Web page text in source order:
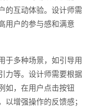
的互动体验。设计师需
用户的参与感和满意
于多种场景，如引导用
力等。设计师需要根据
如，在用户点击按钮
增强操作的反馈感；